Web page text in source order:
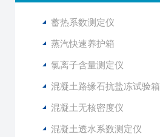
蓄热系数测定仪
蒸汽快速养护箱
氯离子含量测定仪
混凝土路缘石抗盐冻试验箱
混凝土无核密度仪
混凝土透水系数测定仪